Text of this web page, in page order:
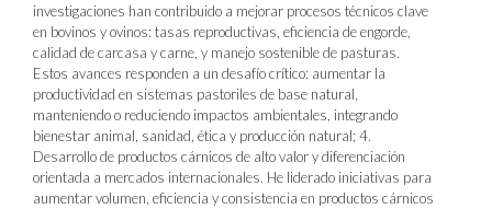
investigaciones han contribuido a mejorar procesos técnicos clave
en bovinos y ovinos: tasas reproductivas, eficiencia de engorde,
calidad de carcasa y carne, y manejo sostenible de pasturas.
Estos avances responden a un desafío crítico: aumentar la
productividad en sistemas pastoriles de base natural,
manteniendo o reduciendo impactos ambientales, integrando
bienestar animal, sanidad, ética y producción natural; 4.
Desarrollo de productos cárnicos de alto valor y diferenciación
orientada a mercados internacionales. He liderado iniciativas para
aumentar volumen, eficiencia y consistencia en productos cárnicos